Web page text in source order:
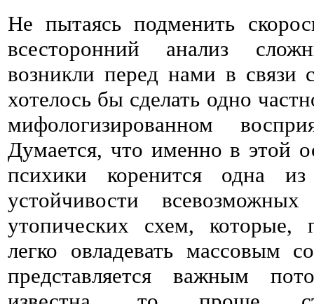
Не пытаясь подменить
всесторонний анализ
возникли перед нами в связи
хотелось бы сделать одно
мифологизированном
Думается, что именно в этой
психики коренится одна из
устойчивости
утопических схем, которые,
легко овладевать массовым
представляется важным